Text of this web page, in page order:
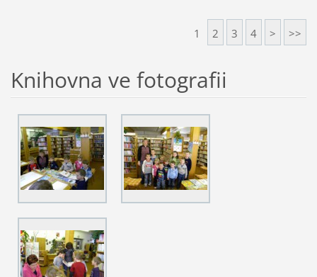
1 2 3 4 > >>
Knihovna ve fotografii